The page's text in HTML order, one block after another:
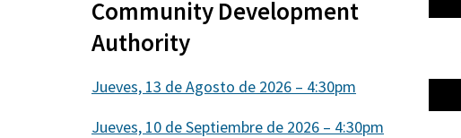
Community Development
Authority
Jueves, 13 de Agosto de 2026 – 4:30pm
Jueves, 10 de Septiembre de 2026 – 4:30pm